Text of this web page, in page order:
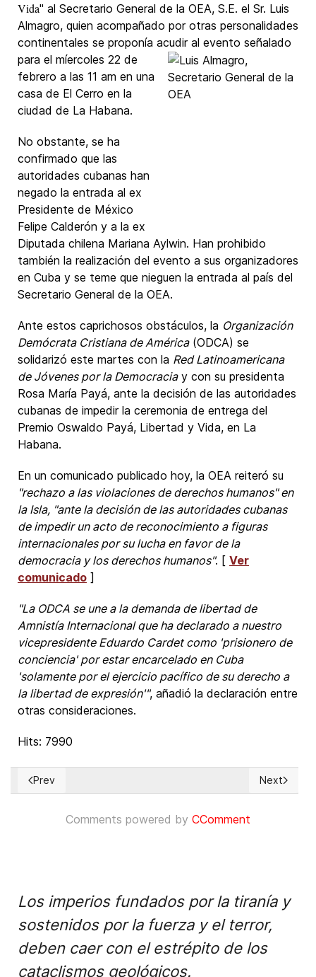
Vida" al Secretario General de la OEA, S.E. el Sr. Luis
Almagro, quien acompañado por otras personalidades
continentales se proponía acudir al evento señalado
para el míercoles 22 de
febrero a las 11 am en una
casa de El Cerro en la
ciudad de La Habana.
No obstante, se ha
confirmado que las
autoridades cubanas han
negado la entrada al ex
Presidente de México
Felipe Calderón y a la ex
Diputada chilena Mariana Aylwin. Han prohibido
también la realización del evento a sus organizadores
en Cuba y se teme que nieguen la entrada al país del
Secretario General de la OEA.
Ante estos caprichosos obstáculos, la Organización
Demócrata Cristiana de América(ODCA) se
solidarizó este martes con la Red Latinoamericana
de Jóvenes por la Democraciay con su presidenta
Rosa María Payá, ante la decisión de las autoridades
cubanas de impedir la ceremonia de entrega del
Premio Oswaldo Payá, Libertad y Vida, en La
Habana.
En un comunicado publicado hoy, la OEA reiteró su
"rechazo a las violaciones de derechos humanos" en
la Isla, "ante la decisión de las autoridades cubanas
de impedir un acto de reconocimiento a figuras
internacionales por su lucha en favor de la
democracia y los derechos humanos". [ Ver
comunicado ]
"La ODCA se une a la demanda de libertad de
Amnistía Internacional que ha declarado a nuestro
vicepresidente Eduardo Cardet como 'prisionero de
conciencia' por estar encarcelado en Cuba
'solamente por el ejercicio pacífico de su derecho a
la libertad de expresión'", añadió la declaración entre
otras consideraciones.
Hits: 7990
Previous article: ¿Suprimen en España selectivamente la
Prev Next
Next
Comments powered by CComment
Los imperios fundados por la tiranía y
sostenidos por la fuerza y el terror,
deben caer con el estrépito de los
cataclismos geológicos.